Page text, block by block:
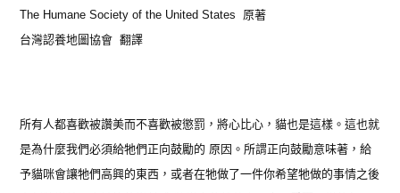
The Humane Society of the United States 原著
台灣認養地圖協會 翻譯
所有人都喜歡被讚美而不喜歡被懲罰，將心比心，貓也是這樣。這也就
是為什麼我們必須給牠們正向鼓勵的 原因。所謂正向鼓勵意味著，給
予貓咪會讓牠們高興的東西，或者在牠做了一件你希望牠做的事情之後